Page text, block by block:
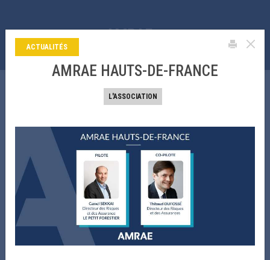
contenu
principal
LA BIBLIOTHÈQUE DE L’AMRAE
Search
FILTRER PAR THÉMATIQUE PRINCIPALE
FILTRER PAR UNIVERS DE RISQUE
TRI PAR DATE
ACTUALITÉS
AMRAE HAUTS-DE-FRANCE
L'ASSOCIATION